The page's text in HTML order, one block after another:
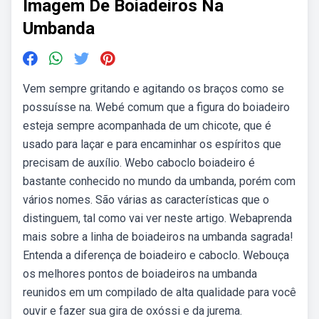
Imagem De Boiadeiros Na
Umbanda
Vem sempre gritando e agitando os braços como se
possuísse na. Webé comum que a figura do boiadeiro
esteja sempre acompanhada de um chicote, que é
usado para laçar e para encaminhar os espíritos que
precisam de auxílio. Webo caboclo boiadeiro é
bastante conhecido no mundo da umbanda, porém com
vários nomes. São várias as características que o
distinguem, tal como vai ver neste artigo. Webaprenda
mais sobre a linha de boiadeiros na umbanda sagrada!
Entenda a diferença de boiadeiro e caboclo. Webouça
os melhores pontos de boiadeiros na umbanda
reunidos em um compilado de alta qualidade para você
ouvir e fazer sua gira de oxóssi e da jurema.